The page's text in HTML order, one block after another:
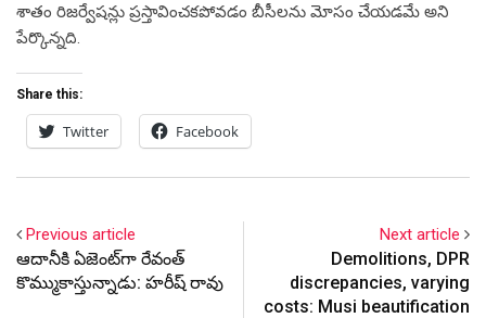
శాతం రిజర్వేషన్లు ప్రస్తావించకపోవడం బీసీలను మోసం చేయడమే అని
పేర్కొన్నది.
Share this:
Twitter Facebook
Previous article
ఆదానీకి ఏజెంట్‌గా రేవంత్
కొమ్ముకాస్తున్నాడు: హరీష్ రావు
Next article
Demolitions, DPR
discrepancies, varying
costs: Musi beautification